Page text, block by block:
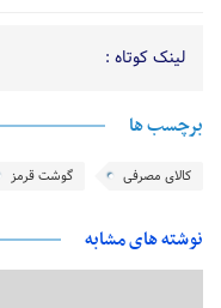
لینک کوتاه :
برچسب ها
کالای مصرفی گوشت قرمز
نوشته های مشابه